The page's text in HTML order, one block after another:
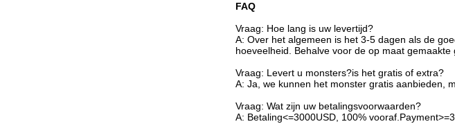
FAQ
Vraag: Hoe lang is uw levertijd?
A: Over het algemeen is het 3-5 dagen als de
hoeveelheid. Behalve voor de op maat gemaakte
Vraag: Levert u monsters?is het gratis of extra?
A: Ja, we kunnen het monster gratis aanbieden,
Vraag: Wat zijn uw betalingsvoorwaarden?
A: Betaling<=3000USD, 100%